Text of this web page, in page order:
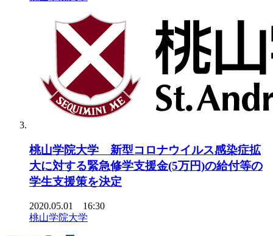
桃山学院大学 新型コロナウイルス感染症拡
大に対する緊急修学支援金(5万円)の給付等の
学生支援策を決定
2020.05.01 16:30
桃山学院大学